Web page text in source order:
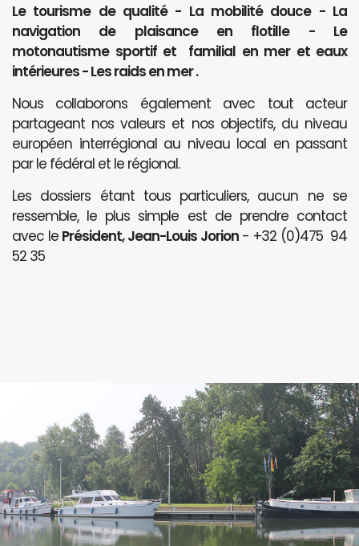
Le tourisme de qualité - La mobilité douce - La
navigation de plaisance en flotille - Le
motonautisme sportif et familial en mer et eaux
intérieures - Les raids en mer .
Nous collaborons également avec tout acteur
partageant nos valeurs et nos objectifs, du niveau
européen interrégional au niveau local en passant
par le fédéral et le régional.
Les dossiers étant tous particuliers, aucun ne se
ressemble, le plus simple est de prendre contact
avec le Président, Jean-Louis Jorion- +32 (0)475 94
52 35